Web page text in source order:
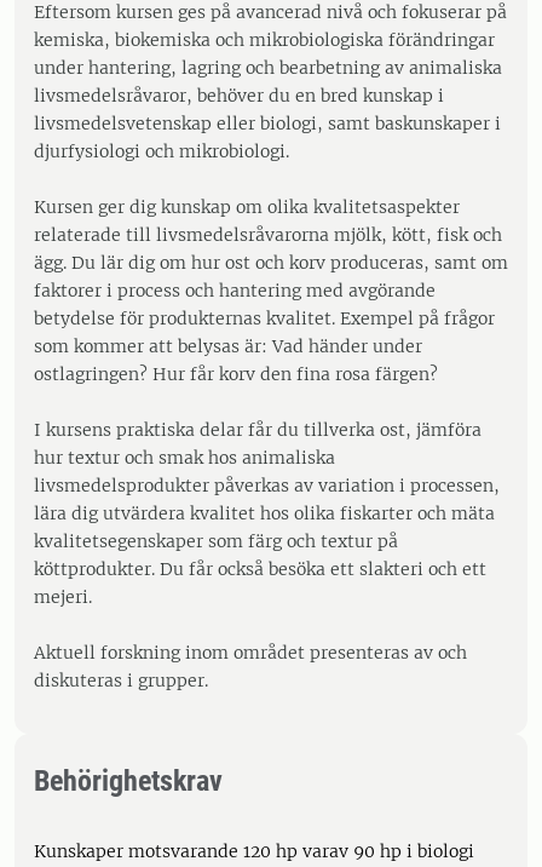
Eftersom kursen ges på avancerad nivå och fokuserar på
kemiska, biokemiska och mikrobiologiska förändringar
under hantering, lagring och bearbetning av animaliska
livsmedelsråvaror, behöver du en bred kunskap i
livsmedelsvetenskap eller biologi, samt baskunskaper i
djurfysiologi och mikrobiologi.
Kursen ger dig kunskap om olika kvalitetsaspekter
relaterade till livsmedelsråvarorna mjölk, kött, fisk och
ägg. Du lär dig om hur ost och korv produceras, samt om
faktorer i process och hantering med avgörande
betydelse för produkternas kvalitet. Exempel på frågor
som kommer att belysas är: Vad händer under
ostlagringen? Hur får korv den fina rosa färgen?
I kursens praktiska delar får du tillverka ost, jämföra
hur textur och smak hos animaliska
livsmedelsprodukter påverkas av variation i processen,
lära dig utvärdera kvalitet hos olika fiskarter och mäta
kvalitetsegenskaper som färg och textur på
köttprodukter. Du får också besöka ett slakteri och ett
mejeri.
Aktuell forskning inom området presenteras av och
diskuteras i grupper.
Behörighetskrav
Kunskaper motsvarande 120 hp varav 90 hp i biologi